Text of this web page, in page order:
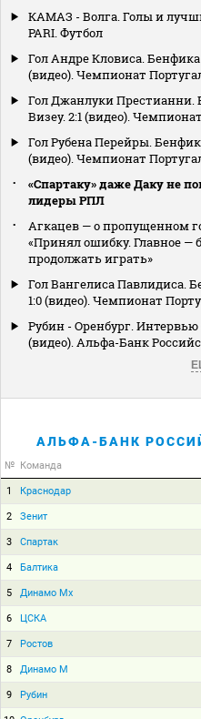
КАМАЗ - Волга. Голы и
PARI. Футбол
Гол Андре Кловиса.
(видео). Чемпионат
Гол Джанлуки Престианни.
Визеу. 2:1 (видео).
Гол Рубена Перейры.
(видео). Чемпионат
«Спартаку» даже Даку не
лидеры РПЛ
Агкацев — о пропущенном
«Принял ошибку. Главное —
продолжать играть»
Гол Вангелиса Павлидиса.
1:0 (видео). Чемпионат
Рубин - Оренбург.
(видео). Альфа-Банк
АЛЬФА-БАНК
№ Команда
1 Краснодар
2 Зенит
3 Спартак
4 Балтика
5 Динамо Мх
6 ЦСКА
7 Ростов
8 Динамо М
9 Рубин